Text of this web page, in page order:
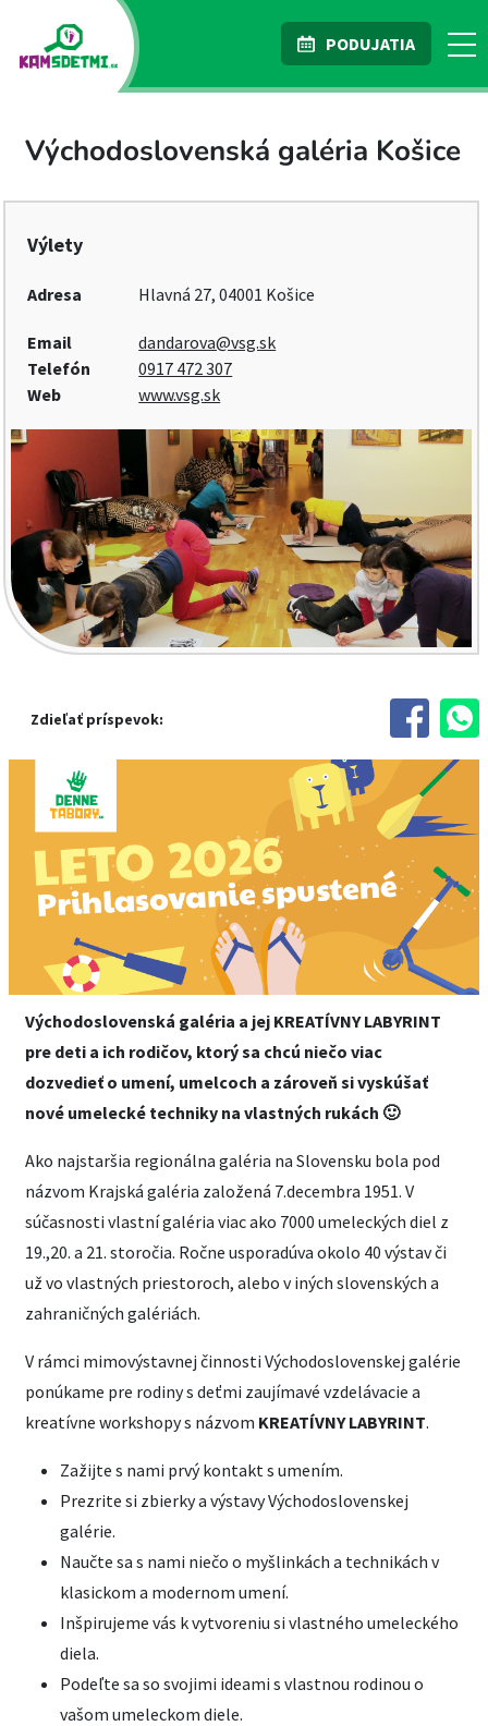
PODUJATIA
Východoslovenská galéria Košice
Výlety
Adresa Hlavná 27, 04001 Košice
Email
dandarova@vsg.sk
Telefón
0917 472 307
Web
www.vsg.sk
Zdieľať príspevok:
Východoslovenská galéria a jej KREATÍVNY LABYRINT
pre deti a ich rodičov, ktorý sa chcú niečo viac
dozvedieť o umení, umelcoch a zároveň si vyskúšať
nové umelecké techniky na vlastných rukách 🙂
Ako najstaršia regionálna galéria na Slovensku bola pod
názvom Krajská galéria založená 7.decembra 1951. V
súčasnosti vlastní galéria viac ako 7000 umeleckých diel z
19.,20. a 21. storočia. Ročne usporadúva okolo 40 výstav či
už vo vlastných priestoroch, alebo v iných slovenských a
zahraničných galériách.
V rámci mimovýstavnej činnosti Východoslovenskej galérie
ponúkame pre rodiny s deťmi zaujímavé vzdelávacie a
kreatívne workshopy s názvom KREATÍVNY LABYRINT.
Zažijte s nami prvý kontakt s umením.
Prezrite si zbierky a výstavy Východoslovenskej
galérie.
Naučte sa s nami niečo o myšlinkách a technikách v
klasickom a modernom umení.
Inšpirujeme vás k vytvoreniu si vlastného umeleckého
diela.
Podeľte sa so svojimi ideami s vlastnou rodinou o
vašom umeleckom diele.